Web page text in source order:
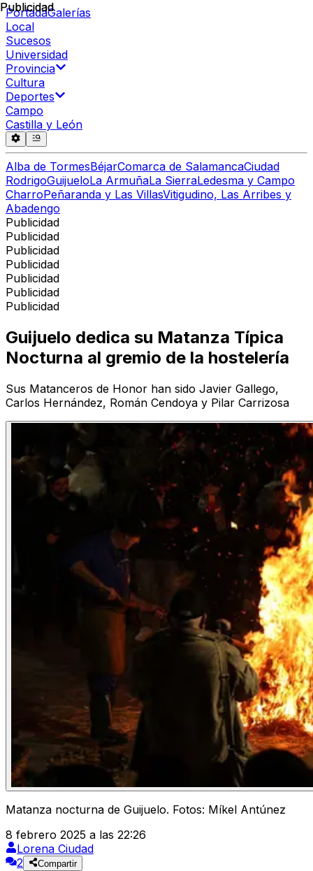
PortadaGalerías
Local
Sucesos
Universidad
Provincia
Cultura
Deportes
Campo
Castilla y León
Alba de TormesBéjarComarca de SalamancaCiudad
RodrigoGuijueloLa ArmuñaLa SierraLedesma y Campo
CharroPeñaranda y Las VillasVitigudino, Las Arribes y
Abadengo
Publicidad
Publicidad
Publicidad
Publicidad
Publicidad
Publicidad
Publicidad
Publicidad
Guijuelo dedica su Matanza Típica
Nocturna al gremio de la hostelería
Sus Matanceros de Honor han sido Javier Gallego,
Carlos Hernández, Román Cendoya y Pilar Carrizosa
Matanza nocturna de Guijuelo. Fotos: Míkel Antúnez
8 febrero 2025 a las 22:26
Lorena Ciudad
2
Compartir
Publicidad